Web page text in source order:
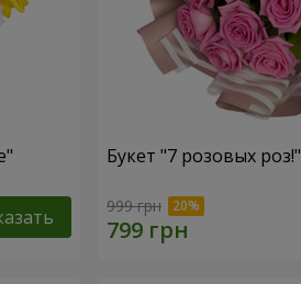
Букет "7 розовых роз!"
999 грн